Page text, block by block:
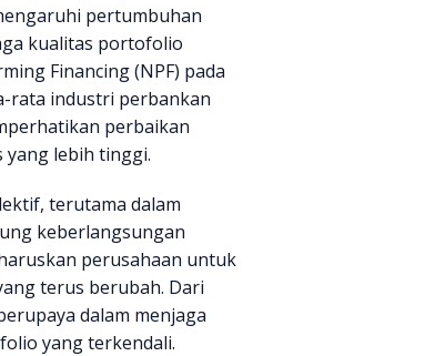
pertumbuhan
kualitas portofolio
Financing (NPF) pada
rata industri perbankan
perbaikan
lebih tinggi.
terutama dalam
keberlangsungan
perusahaan untuk
terus berubah. Dari
dalam menjaga
yang terkendali.